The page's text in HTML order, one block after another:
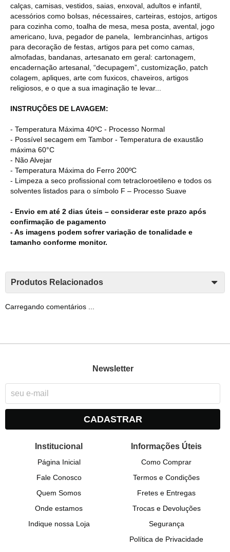
calças, camisas, vestidos, saias, enxoval, adultos e infantil,
acessórios como bolsas, nécessaires, carteiras, estojos, artigos
para cozinha como, toalha de mesa, mesa posta, avental, jogo
americano, luva, pegador de panela, lembrancinhas, artigos
para decoração de festas, artigos para pet como camas,
almofadas, bandanas, artesanato em geral: cartonagem,
encadernação artesanal, “decupagem”, customização, patch
colagem, apliques, arte com fuxicos, chaveiros, artigos
religiosos, e o que a sua imaginação te levar...
INSTRUÇÕES DE LAVAGEM:
- Temperatura Máxima 40ºC - Processo Normal
- Possível secagem em Tambor - Temperatura de exaustão
máxima 60°C
- Não Alvejar
- Temperatura Máxima do Ferro 200ºC
- Limpeza a seco profissional com tetracloroetileno e todos os
solventes listados para o símbolo F – Processo Suave
- Envio em até 2 dias úteis – considerar este prazo após
confirmação de pagamento
- As imagens podem sofrer variação de tonalidade e
tamanho conforme monitor.
Produtos Relacionados
Carregando comentários ...
Newsletter
CADASTRAR
Institucional
Página Inicial
Fale Conosco
Quem Somos
Onde estamos
Indique nossa Loja
Informações Úteis
Como Comprar
Termos e Condições
Fretes e Entregas
Trocas e Devoluções
Segurança
Política de Privacidade